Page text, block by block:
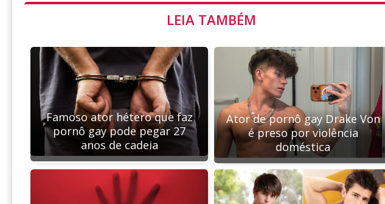
LEIA TAMBÉM
Famoso ator hétero que faz
pornô gay pode pegar 27
anos de cadeia
Ator de pornô gay Drake Von
é preso por violência
doméstica